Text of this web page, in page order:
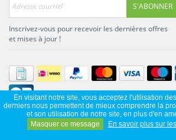
S'ABONNER
Inscrivez-vous pour recevoir les dernières offres
et mises à jour !
© Copyright 2026 Roll-up.com - Fait partie deProFlags BV
En visitant notre site, vous acceptez l'utilisation
derniers nous permettent de mieux comprendre la
et son utilisation de notre site, en plus d'en
Masquer ce message
En savoir plus sur